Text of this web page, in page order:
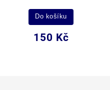
150 Kč
Do košíku